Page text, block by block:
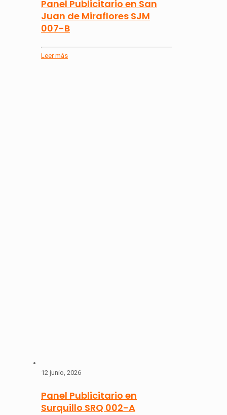
Panel Publicitario en San
Juan de Miraflores SJM
007-B
Leer más
12 junio, 2026
Panel Publicitario en
Surquillo SRQ 002-A